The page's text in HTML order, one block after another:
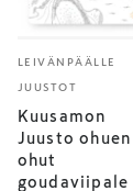
LEIVÄNPÄÄLLE
JUUSTOT
Kuusamon
Juusto ohuen
ohut
goudaviipale